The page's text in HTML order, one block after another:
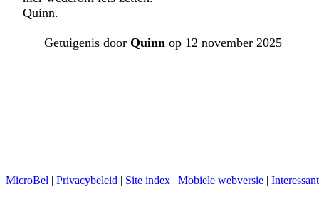
Quinn.
Getuigenis door Quinn op 12 november 2025
MicroBel | Privacybeleid | Site index | Mobiele webversie |